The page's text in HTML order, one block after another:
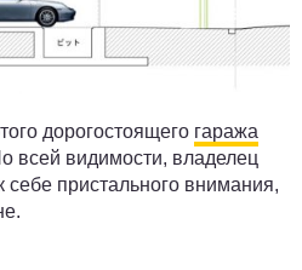
дорогостоящего гаража
всей видимости, владелец
себе пристального внимания,